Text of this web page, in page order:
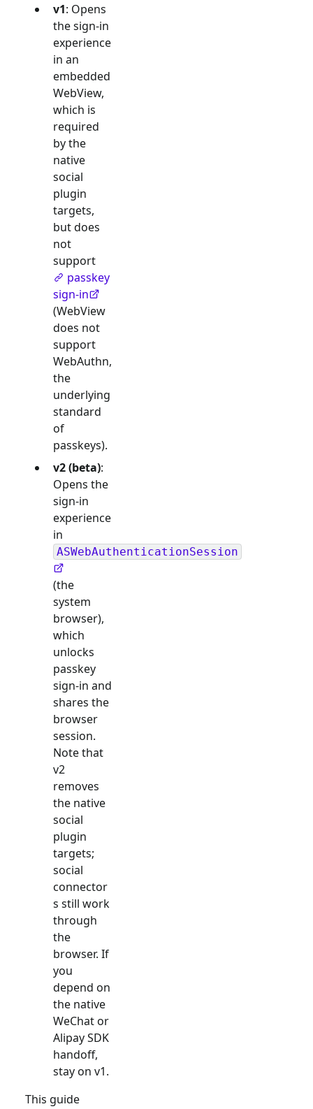
v1: Opens
the sign-in
experience
in an
embedded
WebView,
which is
required
by the
native
social
plugin
targets,
but does
not
support
passkey
sign-in
(WebView
does not
support
WebAuthn,
the
underlying
standard
of
passkeys).
v2 (beta):
Opens the
sign-in
experience
in
ASWebAuthenticationSession
(the
system
browser),
which
unlocks
passkey
sign-in and
shares the
browser
session.
Note that
v2
removes
the native
social
plugin
targets;
social
connector
s still work
through
the
browser. If
you
depend on
the native
WeChat or
Alipay SDK
handoff,
stay on v1.
This guide